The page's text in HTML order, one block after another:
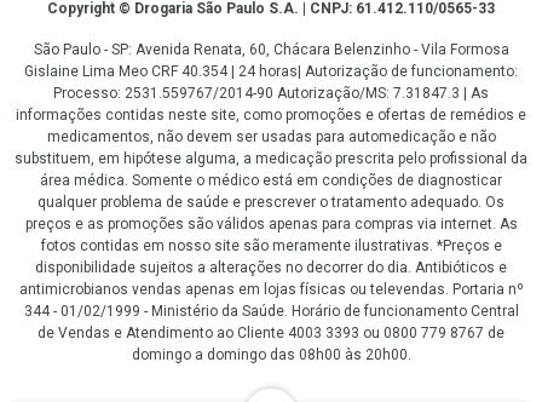
CopyrightCopyright © Drogaria São Paulo S.A. | CNPJ: 61.412.110/0565-33
São Paulo - SP: Avenida Renata, 60, Chácara Belenzinho - Vila Formosa
Gislaine Lima Meo CRF 40.354 | 24 horas| Autorização de funcionamento:
Processo: 2531.559767/2014-90 Autorização/MS: 7.31847.3 | As
informações contidas neste site, como promoções e ofertas de remédios e
medicamentos, não devem ser usadas para automedicação e não
substituem, em hipótese alguma, a medicação prescrita pelo profissional da
área médica. Somente o médico está em condições de diagnosticar
qualquer problema de saúde e prescrever o tratamento adequado. Os
preços e as promoções são válidos apenas para compras via internet. As
fotos contidas em nosso site são meramente ilustrativas. *Preços e
disponibilidade sujeitos a alterações no decorrer do dia. Antibióticos e
antimicrobianos vendas apenas em lojas físicas ou televendas. Portaria nº
344 - 01/02/1999 - Ministério da Saúde. Horário de funcionamento Central
de Vendas e Atendimento ao Cliente 4003 3393 ou 0800 779 8767 de
domingo a domingo das 08h00 às 20h00.